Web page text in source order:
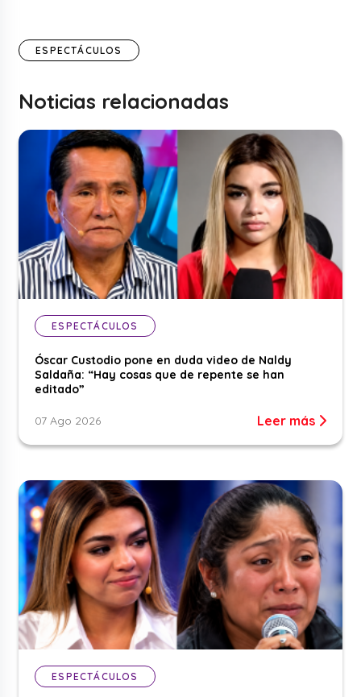
ESPECTÁCULOS
Noticias relacionadas
ESPECTÁCULOS
Óscar Custodio pone en duda video de Naldy
Saldaña: “Hay cosas que de repente se han
editado”
07 Ago 2026 Leer más
ESPECTÁCULOS